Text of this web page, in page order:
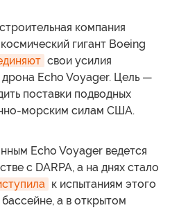
компания
гигант Boeing
свои усилия
Echo Voyager. Цель —
поставки подводных
морским силам США.
Echo Voyager ведется
с DARPA, а на днях стало
к испытаниям этого
а в открытом